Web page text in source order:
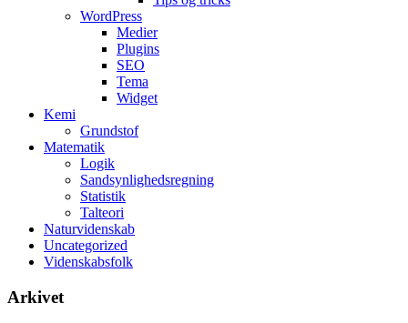
WordPress
Medier
Plugins
SEO
Tema
Widget
Kemi
Grundstof
Matematik
Logik
Sandsynlighedsregning
Statistik
Talteori
Naturvidenskab
Uncategorized
Videnskabsfolk
Arkivet